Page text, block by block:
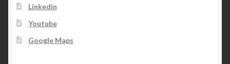
Linkedin
Youtube
Google Maps